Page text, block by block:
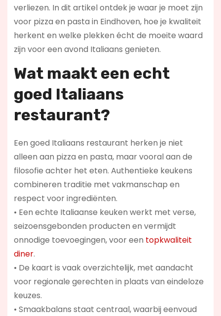
verliezen. In dit artikel ontdek je waar je moet zijn
voor pizza en pasta in Eindhoven, hoe je kwaliteit
herkent en welke plekken écht de moeite waard
zijn voor een avond Italiaans genieten.
Wat maakt een echt
goed Italiaans
restaurant?
Een goed Italiaans restaurant herken je niet
alleen aan pizza en pasta, maar vooral aan de
filosofie achter het eten. Authentieke keukens
combineren traditie met vakmanschap en
respect voor ingrediënten.
• Een echte Italiaanse keuken werkt met verse,
seizoensgebonden producten en vermijdt
onnodige toevoegingen, voor een topkwaliteit
diner.
• De kaart is vaak overzichtelijk, met aandacht
voor regionale gerechten in plaats van eindeloze
keuzes.
• Smaakbalans staat centraal, waarbij eenvoud